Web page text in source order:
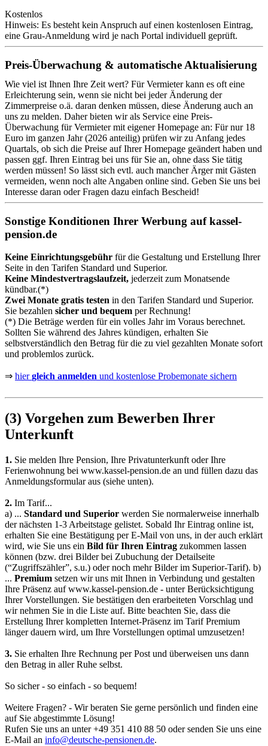
Kostenlos
Hinweis: Es besteht kein Anspruch auf einen kostenlosen Eintrag,
eine Grau-Anmeldung wird je nach Portal individuell geprüft.
Preis-Überwachung & automatische Aktualisierung
Wie viel ist Ihnen Ihre Zeit wert? Für Vermieter kann es oft eine
Erleichterung sein, wenn sie nicht bei jeder Änderung der
Zimmerpreise o.ä. daran denken müssen, diese Änderung auch an
uns zu melden. Daher bieten wir als Service eine Preis-
Überwachung für Vermieter mit eigener Homepage an: Für nur 18
Euro im ganzen Jahr (2026 anteilig) prüfen wir zu Anfang jedes
Quartals, ob sich die Preise auf Ihrer Homepage geändert haben und
passen ggf. Ihren Eintrag bei uns für Sie an, ohne dass Sie tätig
werden müssen! So lässt sich evtl. auch mancher Ärger mit Gästen
vermeiden, wenn noch alte Angaben online sind. Geben Sie uns bei
Interesse daran oder Fragen dazu einfach Bescheid!
Sonstige Konditionen Ihrer Werbung auf kassel-
pension.de
Keine Einrichtungsgebühr für die Gestaltung und Erstellung Ihrer
Seite in den Tarifen Standard und Superior.
Keine Mindestvertragslaufzeit, jederzeit zum Monatsende
kündbar.(*)
Zwei Monate gratis testen in den Tarifen Standard und Superior.
Sie bezahlen sicher und bequem per Rechnung!
(*) Die Beträge werden für ein volles Jahr im Voraus berechnet.
Sollten Sie während des Jahres kündigen, erhalten Sie
selbstverständlich den Betrag für die zu viel gezahlten Monate sofort
und problemlos zurück.
⇒ hiergleich anmelden und kostenlose Probemonate sichern
(3) Vorgehen zum Bewerben Ihrer
Unterkunft
1. Sie melden Ihre Pension, Ihre Privatunterkunft oder Ihre
Ferienwohnung bei www.kassel-pension.de an und füllen dazu das
Anmeldungsformular aus (siehe unten).
2. Im Tarif...
a) ... Standard und Superior werden Sie normalerweise innerhalb
der nächsten 1-3 Arbeitstage gelistet. Sobald Ihr Eintrag online ist,
erhalten Sie eine Bestätigung per E-Mail von uns, in der auch erklärt
wird, wie Sie uns ein Bild für Ihren Eintrag zukommen lassen
können (bzw. drei Bilder bei Zubuchung der Detailseite
(“Zugriffszähler”, s.u.) oder noch mehr Bilder im Superior-Tarif). b)
... Premium setzen wir uns mit Ihnen in Verbindung und gestalten
Ihre Präsenz aufwww.kassel-pension.de - unter Berücksichtigung
Ihrer Vorstellungen. Sie bestätigen den erarbeiteten Vorschlag und
wir nehmen Sie in die Liste auf. Bitte beachten Sie, dass die
Erstellung Ihrer kompletten Internet-Präsenz im Tarif Premium
länger dauern wird, um Ihre Vorstellungen optimal umzusetzen!
3. Sie erhalten Ihre Rechnung per Post und überweisen uns dann
den Betrag in aller Ruhe selbst.
So sicher - so einfach - so bequem!
Weitere Fragen? - Wir beraten Sie gerne persönlich und finden eine
auf Sie abgestimmte Lösung!
Rufen Sie uns an unter+49 351 410 88 50 oder senden Sie uns eine
E-Mail an info@deutsche-pensionen.de.